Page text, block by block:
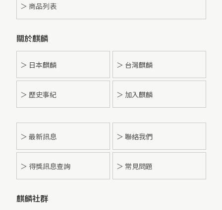
＞ 商品列表
關於麒麟
＞ 日本麒麟 ＞ 台灣麒麟
＞ 歷史事紀 ＞ 加入麒麟
＞ 最新訊息 ＞ 聯絡我們
＞ 得獎訊息查詢 ＞ 常見問題
麒麟社群